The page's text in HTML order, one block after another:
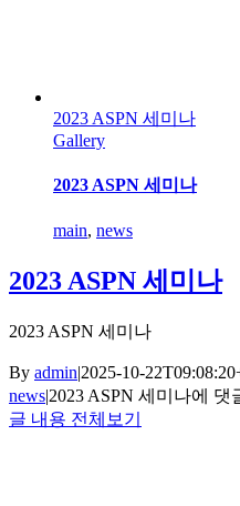
2023 ASPN 세미나
Gallery
2023 ASPN 세미나
main, news
2023 ASPN 세미나
2023 ASPN 세미나
By admin|2025-10-
news|2023 ASPN 세미나에 댓
글 내용 전체보기